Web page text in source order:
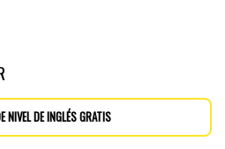
NIVEL DE INGLÉS GRATIS